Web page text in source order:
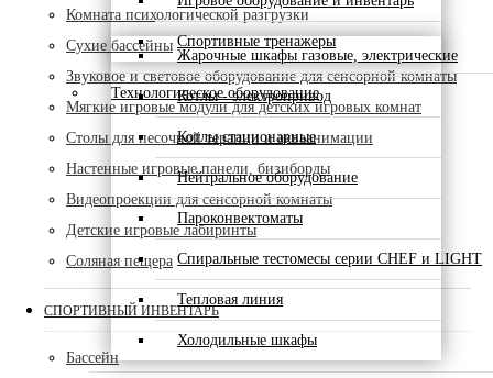
Спортивные тренажеры
Технологическое оборудование
Жарочные шкафы газовые, электрические
Котлы - электропривод
Котлы стационарные
Нейтральное оборудование
Пароконвектоматы
Спиральные тестомесы серии CHEF и LIGHT
Тепловая линия
Холодильные шкафы
Комната психологической разгрузки
Сухие бассейны
Звуковое и световое оборудование для сенсорной комнаты
Мягкие игровые модули для детских игровых комнат
Столы для песочной терапии и акваанимации
Настенные игровые панели, бизиборды
Видеопроекции для сенсорной комнаты
Детские игровые лабиринты
Соляная пещера
СПОРТИВНЫЙ ИНВЕНТАРЬ
Бассейн